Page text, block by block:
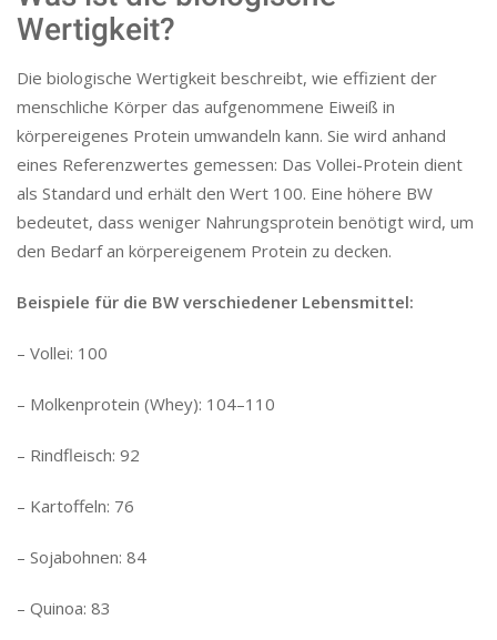
Wertigkeit?
Die biologische Wertigkeit beschreibt, wie effizient der
menschliche Körper das aufgenommene Eiweiß in
körpereigenes Protein umwandeln kann. Sie wird anhand
eines Referenzwertes gemessen: Das Vollei-Protein dient
als Standard und erhält den Wert 100. Eine höhere BW
bedeutet, dass weniger Nahrungsprotein benötigt wird, um
den Bedarf an körpereigenem Protein zu decken.
Beispiele für die BW verschiedener Lebensmittel:
– Vollei: 100
– Molkenprotein (Whey): 104–110
– Rindfleisch: 92
– Kartoffeln: 76
– Sojabohnen: 84
– Quinoa: 83